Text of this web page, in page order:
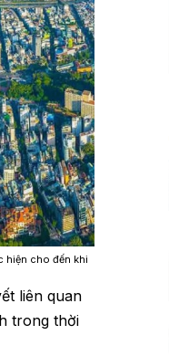
hiện cho đến khi
liên quan
trong thời